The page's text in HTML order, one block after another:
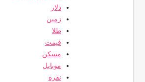
دلار
زمین
طلا
قیمت
مسکن
موبایل
نقره